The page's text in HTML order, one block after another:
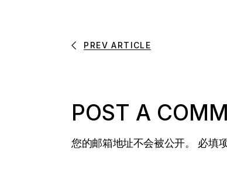
PREV ARTICLE
POST A
您的邮箱地址不会被公开。 必填